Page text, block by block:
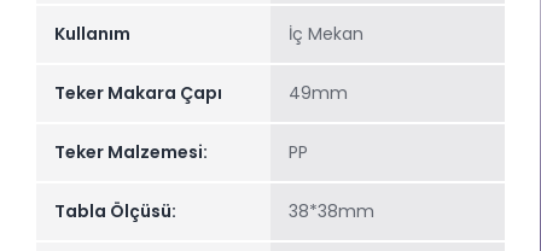
Kullanım İç Mekan
Teker Makara Çapı 49mm
Teker Malzemesi: PP
Tabla Ölçüsü: 38*38mm